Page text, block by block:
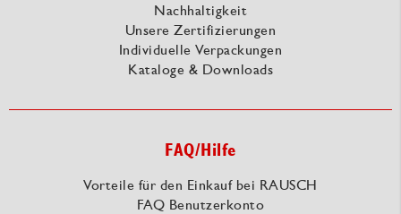
Nachhaltigkeit
Unsere Zertifizierungen
Individuelle Verpackungen
Kataloge & Downloads
FAQ/Hilfe
Vorteile für den Einkauf bei RAUSCH
FAQ Benutzerkonto